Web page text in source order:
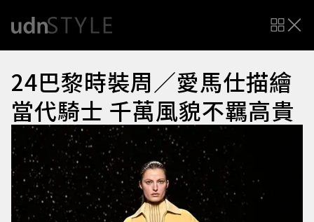
24巴黎時裝周／愛馬仕描繪
當代騎士 千萬風貌不羈高貴